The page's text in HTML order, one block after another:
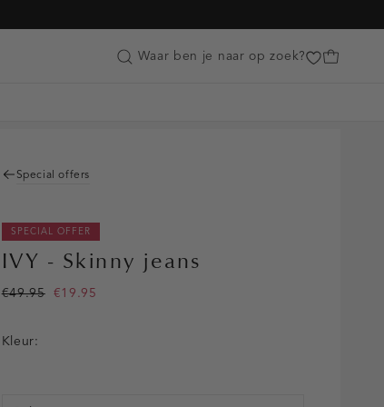
Customer Care
Waar ben je naar op zoek?
Special offers
SPECIAL OFFER
IVY - Skinny jeans
€49.95 €19.95
Kleur: